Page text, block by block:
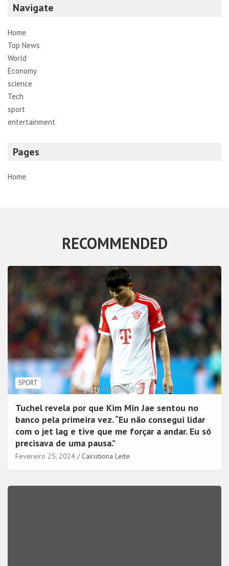
Navigate
Home
Top News
World
Economy
science
Tech
sport
entertainment
Pages
Home
RECOMMENDED
SPORT
Tuchel revela por que Kim Min Jae sentou no
banco pela primeira vez. “Eu não consegui lidar
com o jet lag e tive que me forçar a andar. Eu só
precisava de uma pausa.”
Fevereiro 25, 2024 Cairistiona Leite